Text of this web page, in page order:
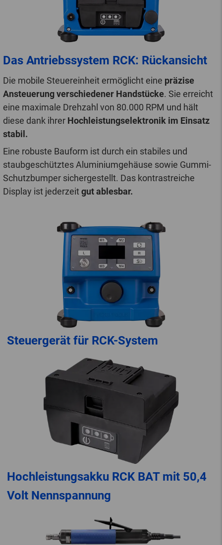
Das Antriebssystem RCK: Rückansicht
Die mobile Steuereinheit ermöglicht eine präzise
Ansteuerung verschiedener Handstücke. Sie erreicht
eine maximale Drehzahl von 80.000 RPM und hält
diese dank ihrer Hochleistungselektronik im Einsatz
stabil.
Eine robuste Bauform ist durch ein stabiles und
staubgeschütztes Aluminiumgehäuse sowie Gummi-
Schutzbumper sichergestellt. Das kontrastreiche
Display ist jederzeitgut ablesbar.
Steuergerät für RCK-System
Hochleistungsakku RCK BAT mit 50,4
Volt Nennspannung